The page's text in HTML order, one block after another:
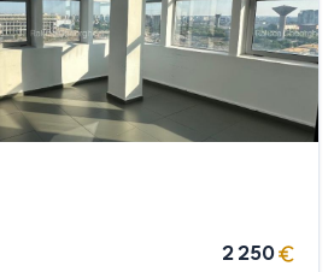
2 250